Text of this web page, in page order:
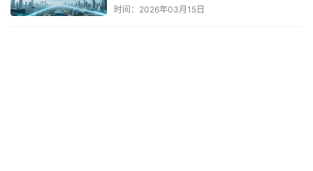
时间：2026年03月15日